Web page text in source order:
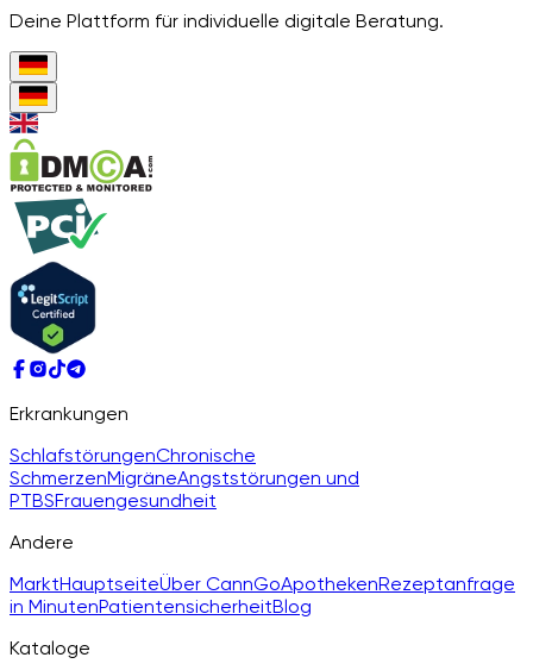
Deine Plattform für individuelle digitale Beratung.
Erkrankungen
SchlafstörungenChronische
SchmerzenMigräneAngststörungen und
PTBSFrauengesundheit
Andere
MarktHauptseiteÜber CannGoApothekenRezeptanfrage
in MinutenPatientensicherheitBlog
Kataloge